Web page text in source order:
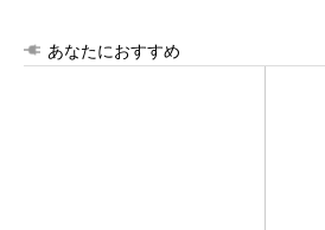
あなたにおすすめ